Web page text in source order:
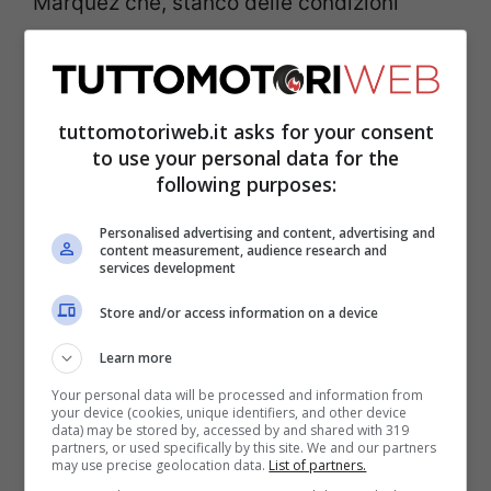
firmare per la Ducati del Team Gresini
Le caratteristiche della
Honda RC213V
tuttomotoriweb.it asks for your consent
to use your personal data for the
following purposes:
Personalised advertising and content, advertising and
content measurement, audience research and
services development
Store and/or access information on a device
Learn more
Your personal data will be processed and information from
your device (cookies, unique identifiers, and other device
data) may be stored by, accessed by and shared with 319
partners, or used specifically by this site. We and our partners
may use precise geolocation data. List of partners.